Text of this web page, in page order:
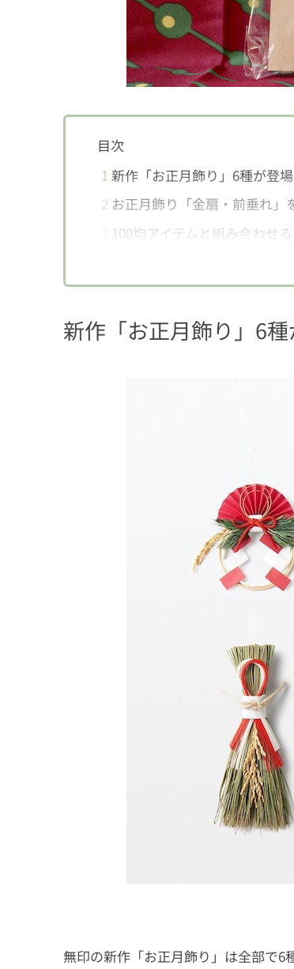
目次
1 新作「お正月飾り」6種が登場
2 お正月飾り「金扇・前垂れ」
100均アイテムと組み合わせ
新作「お正月飾り」6
無印の新作 「お正月飾り」は全部で